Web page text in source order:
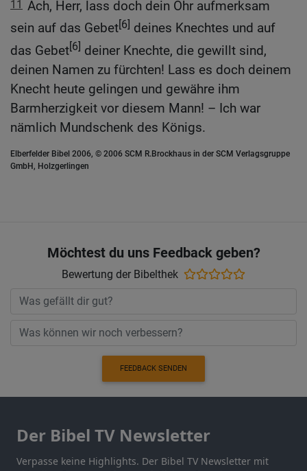
11 Ach, Herr, lass doch dein Ohr aufmerksam
sein auf das Gebet[6] deines Knechtes und auf
das Gebet[6] deiner Knechte, die gewillt sind,
deinen Namen zu fürchten! Lass es doch deinem
Knecht heute gelingen und gewähre ihm
Barmherzigkeit vor diesem Mann! – Ich war
nämlich Mundschenk des Königs.
Elberfelder Bibel 2006, © 2006 SCM R.Brockhaus in der SCM Verlagsgruppe
GmbH, Holzgerlingen
Möchtest du uns Feedback geben?
Bewertung der Bibelthek
FEEDBACK SENDEN
Der Bibel TV Newsletter
Verpasse keine Highlights. Der Bibel TV Newsletter mit